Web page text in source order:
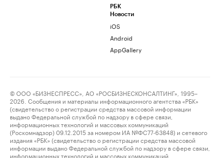
РБК
Новости
iOS
Android
AppGallery
© ООО «БИЗНЕСПРЕСС», АО «РОСБИЗНЕСКОНСАЛТИНГ», 1995–
2026. Сообщения и материалы информационного агентства «РБК»
(свидетельство о регистрации средства массовой информации
выдано Федеральной службой по надзору в сфере связи,
информационных технологий и массовых коммуникаций
(Роскомнадзор) 09.12.2015 за номером ИА №ФС77-63848) и сетевого
издания «РБК» (свидетельство о регистрации средства массовой
информации выдано Федеральной службой по надзору в сфере связи,
информационных технологий и массовых коммуникаций